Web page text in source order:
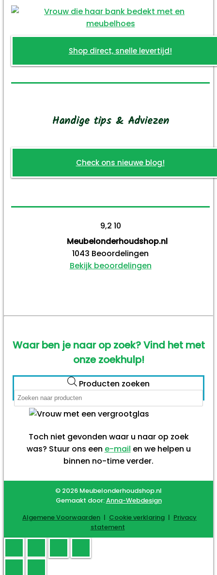
Shop direct, snelle levertijd!
Handige tips & Adviezen
Check ons nieuwe blog!
9,2 10
Meubelonderhoudshop.nl
1043 Beoordelingen
Bekijk beoordelingen
Waar ben je naar op zoek? Vind het met
onze zoekhulp!
Producten zoeken
Toch niet gevonden waar u naar op zoek
was? Stuur ons een e-mail en we helpen u
binnen no-time verder.
© 2026 Meubelonderhoudshop.nl
Gemaakt door:Anna-Webdesign
Algemene Voorwaarden | Cookie verklaring | Privacy
statement